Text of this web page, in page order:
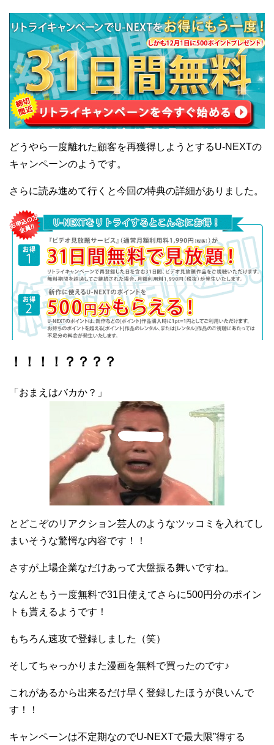
どうやら一度離れた顧客を再獲得しようとするU-NEXTの
キャンペーンのようです。
さらに読み進めて行くと今回の特典の詳細がありました。
！！！！？？？？
「おまえはバカか？」
とどこぞのリアクション芸人のようなツッコミを入れてし
まいそうな驚愕な内容です！！
さすが上場企業なだけあって大盤振る舞いですね。
なんともう一度無料で31日使えてさらに500円分のポイン
トも貰えるようです！
もちろん速攻で登録しました（笑）
そしてちゃっかりまた漫画を無料で買ったのです♪
これがあるから出来るだけ早く登録したほうが良いんで
す！！
キャンペーンは不定期なのでU-NEXTで最大限”得する